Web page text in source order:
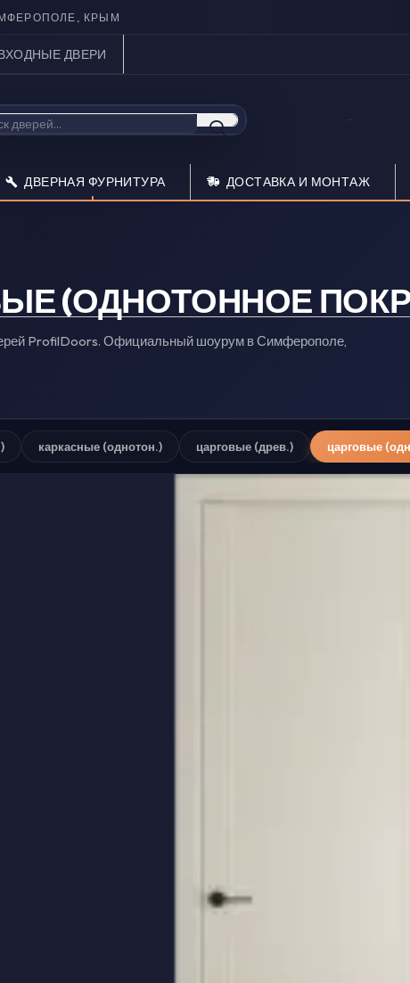
КРЫМ
ДВЕРИ
ДВЕРНАЯ ФУРНИТУРА ДОСТАВКА И МОНТАЖ
(ОДНОТОННОЕ
ProfilDoors. Официальный шоурум в Симферополе,
каркасные (однотон.) царговые (древ.) царговые